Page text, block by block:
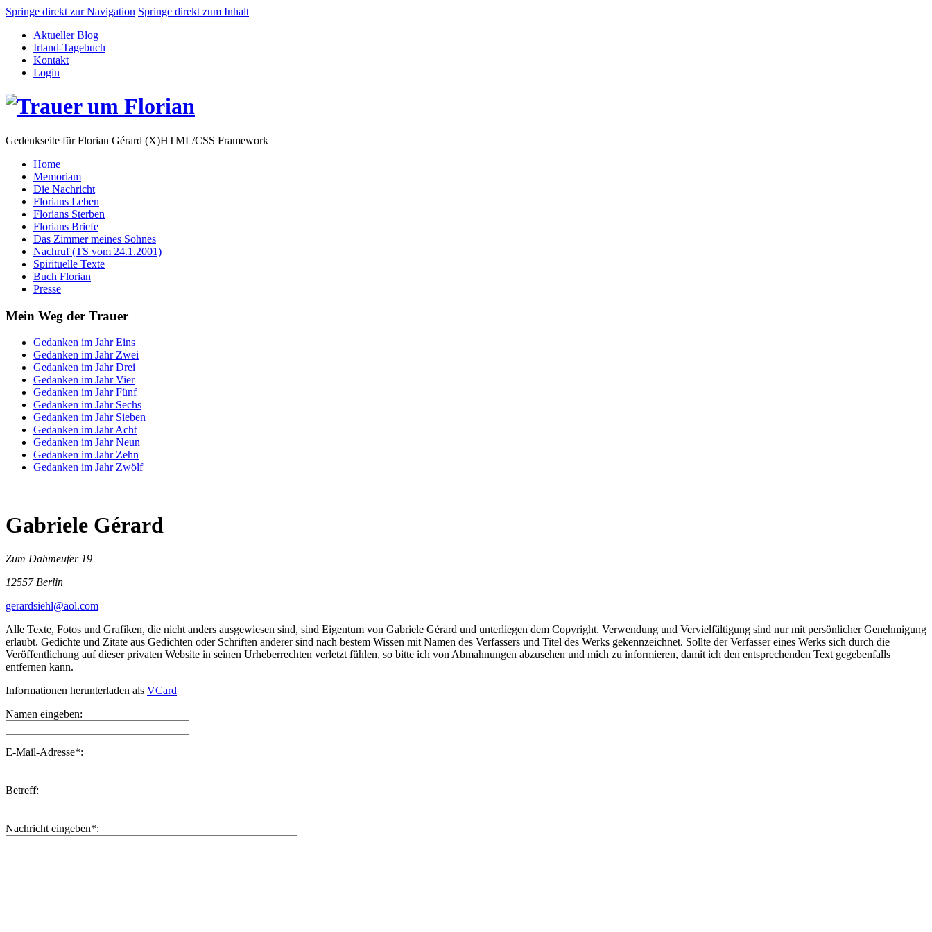
Springe direkt zur Navigation Springe direkt zum Inhalt
Aktueller Blog
Irland-Tagebuch
Kontakt
Login
Gedenkseite für Florian Gérard (X)HTML/CSS Framework
Home
Memoriam
Die Nachricht
Florians Leben
Florians Sterben
Florians Briefe
Das Zimmer meines Sohnes
Nachruf (TS vom 24.1.2001)
Spirituelle Texte
Buch Florian
Presse
Mein Weg der Trauer
Gedanken im Jahr Eins
Gedanken im Jahr Zwei
Gedanken im Jahr Drei
Gedanken im Jahr Vier
Gedanken im Jahr Fünf
Gedanken im Jahr Sechs
Gedanken im Jahr Sieben
Gedanken im Jahr Acht
Gedanken im Jahr Neun
Gedanken im Jahr Zehn
Gedanken im Jahr Zwölf
Gabriele Gérard
Zum Dahmeufer 19
12557 Berlin
gerardsiehl@aol.com
Alle Texte, Fotos und Grafiken, die nicht anders ausgewiesen sind, sind Eigentum von Gabriele Gérard und unterliegen dem Copyright. Verwendung und Vervielfältigung sind nur mit persönlicher Genehmigung
erlaubt. Gedichte und Zitate aus Gedichten oder Schriften anderer sind nach bestem Wissen mit Namen des Verfassers und Titel des Werks gekennzeichnet. Sollte der Verfasser eines Werks sich durch die
Veröffentlichung auf dieser privaten Website in seinen Urheberrechten verletzt fühlen, so bitte ich von Abmahnungen abzusehen und mich zu informieren, damit ich den entsprechenden Text gegebenfalls
entfernen kann.
Informationen herunterladen als VCard
Namen eingeben:
E-Mail-Adresse*:
Betreff:
Nachricht eingeben*: